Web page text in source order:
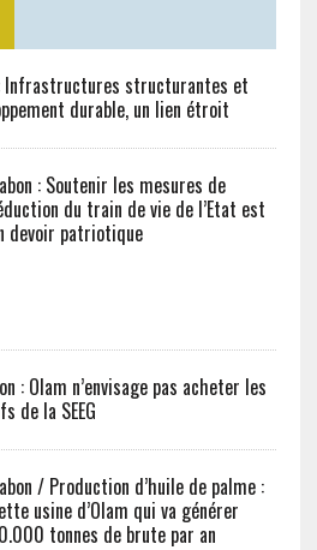
: Infrastructures structurantes et
durable, un lien étroit
: Soutenir les mesures de
du train de vie de l’Etat est
devoir patriotique
: Olam n’envisage pas acheter les
de la SEEG
/ Production d’huile de palme :
usine d’Olam qui va générer
tonnes de brute par an